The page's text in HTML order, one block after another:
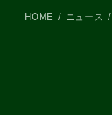
HOME ニュース